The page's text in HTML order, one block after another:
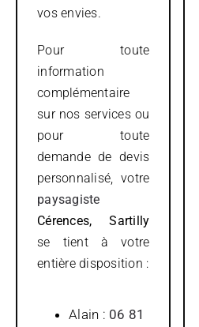
vos envies.
Pour toute
information
complémentaire
sur nos services ou
pour toute
demande de devis
personnalisé, votre
paysagiste
Cérences, Sartilly
se tient à votre
entière disposition :
Alain : 06 81